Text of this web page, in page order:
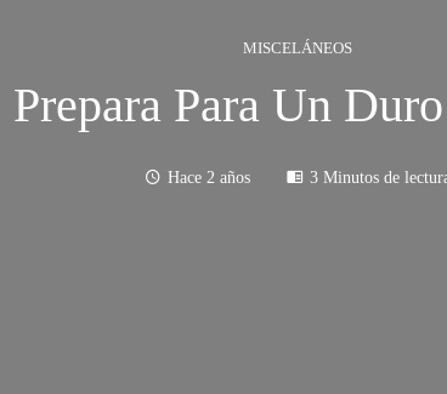
MISCELÁNEOS
Prepara Para Un
Hace 2 años 3 Minutos de